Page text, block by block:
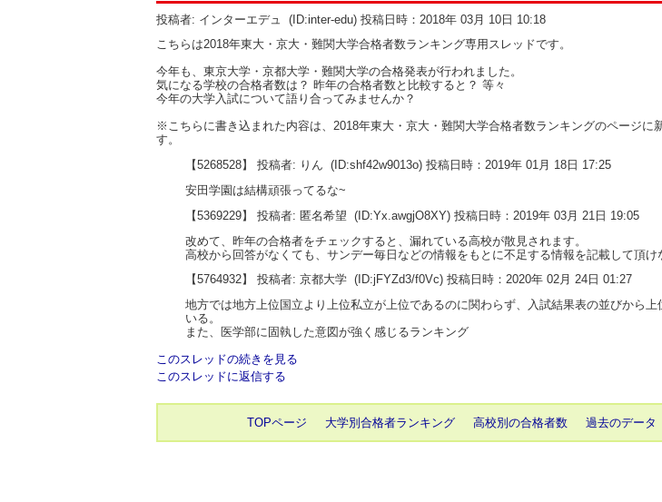
投稿者: インターエデュ
(ID:inter-edu) 投稿日時：2018年 03月 10日 10:18
こちらは2018年東大・京大・難関大学合格者数ランキング専用スレッドです。
今年も、東京大学・京都大学・難関大学の合格発表が行われました。
気になる学校の合格者数は？ 昨年の合格者数と比較すると？ 等々
今年の大学入試について語り合ってみませんか？
※こちらに書き込まれた内容は、2018年東大・京大・難関大学合格者数ランキングのページに
す。
【5268528】 投稿者: りん (ID:shf42w9013o) 投稿日時：2019年 01月 18日 17:25
安田学園は結構頑張ってるな~
【5369229】 投稿者: 匿名希望 (ID:Yx.awgjO8XY) 投稿日時：2019年 03月 21日 19:05
改めて、昨年の合格者をチェックすると、漏れている高校が散見されます。
高校から回答がなくても、サンデー毎日などの情報をもとに不足する情報を記載して頂け
【5764932】 投稿者: 京都大学 (ID:jFYZd3/f0Vc) 投稿日時：2020年 02月 24日 01:27
地方では地方上位国立より上位私立が上位であるのに関わらず、入試結果表の並びから上
いる。
また、医学部に固執した意図が強く感じるランキング
このスレッドの続きを見る
このスレッドに返信する
TOPページ 大学別合格者ランキング 高校別の合格者数 過去のデータ